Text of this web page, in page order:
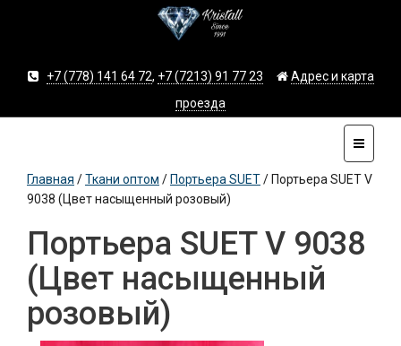
+7 (778) 141 64 72, +7 (7213) 91 77 23
Адрес и карта
проезда
Главная /Ткани оптом / Портьера SUET/ Портьера SUET V
9038 (Цвет насыщенный розовый)
Портьера SUET V 9038
(Цвет насыщенный
розовый)